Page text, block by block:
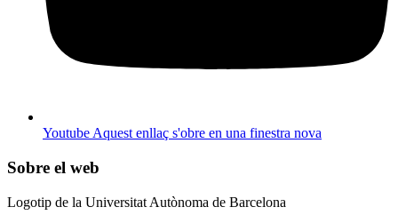
YoutubeAquest enllaç s'obre en una finestra nova
Sobre el web
Logotip de la Universitat Autònoma de Barcelona